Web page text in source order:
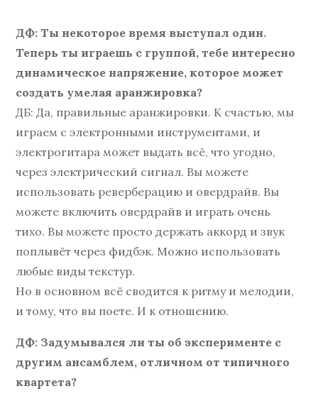
ДФ: Ты некоторое время выступал один.
Теперь ты играешь с группой, тебе интересно
динамическое напряжение, которое может
создать умелая аранжировка?
ДБ: Да, правильные аранжировки. К счастью, мы
играем с электронными инструментами, и
электрогитара может выдать всё, что угодно,
через электрический сигнал. Вы можете
использовать реверберацию и овердрайв. Вы
можете включить овердрайв и играть очень
тихо. Вы можете просто держать аккорд и звук
поплывёт через фидбэк. Можно использовать
любые виды текстур.
Но в основном всё сводится к ритму и мелодии,
и тому, что вы поете. И к отношению.
ДФ: Задумывался ли ты об эксперименте с
другим ансамблем, отличном от типичного
квартета?